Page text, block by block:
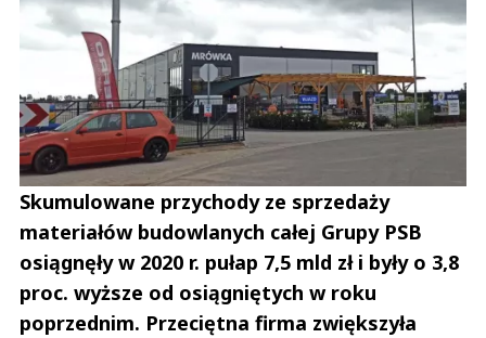
Skumulowane przychody ze sprzedaży
materiałów budowlanych całej Grupy PSB
osiągnęły w 2020 r. pułap 7,5 mld zł i były o 3,8
proc. wyższe od osiągniętych w roku
poprzednim. Przeciętna firma zwiększyła